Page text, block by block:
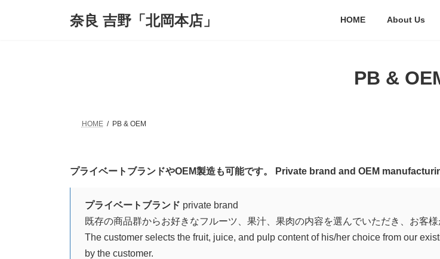
奈良 吉野「北岡本店」 HOME About Us
PB &
HOME PB & OEM
プライベートブランドやOEM製造も可能です。 Private brand and OEM
プライベートブランド private brand
既存の商品群からお好きなフルーツ、果汁、果肉の内容を選んでいただき、お客
The customer selects the fruit, juice, and pulp content of his/her choice from our
by the customer.